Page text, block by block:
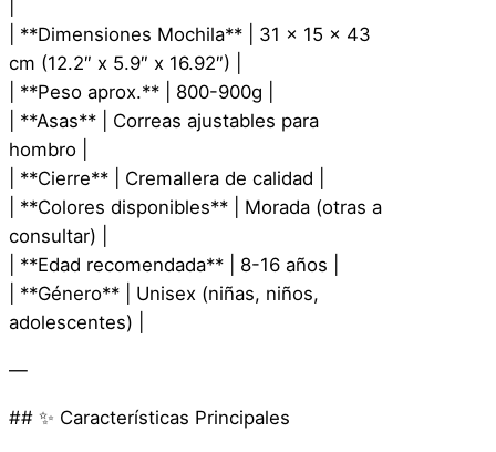
r
a
j
u
k
u
–
5
P
i
e
z
–
| **Dimensiones Mochila** | 31 x 15 x 43
cm (12.2″ x 5.9″ x 16.92″) |
| **Peso aprox.** | 800-900g |
| **Asas** | Correas ajustables para
hombro |
| **Cierre** | Cremallera de calidad |
| **Colores disponibles** | Morada (otras a
consultar) |
| **Edad recomendada** | 8-16 años |
| **Género** | Unisex (niñas, niños,
adolescentes) |
—
## ✨ Características Principales